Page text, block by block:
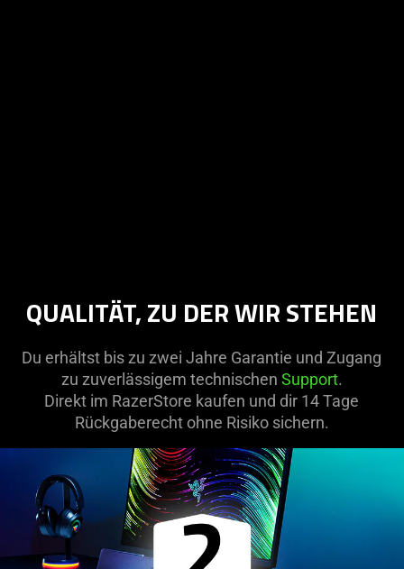
QUALITÄT, ZU DER WIR STEHEN
Du erhältst bis zu zwei Jahre Garantie und Zugang
zu zuverlässigem technischen Support.
Direkt im RazerStore kaufen und dir 14 Tage
Rückgaberecht ohne Risiko sichern.